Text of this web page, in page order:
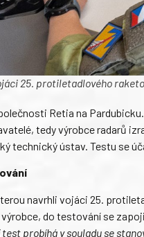
25. protiletadlového
Retia na
tedy výrobce radarů
technický ústav. Testu se
navrhli vojáci 25.
do testování se
probíhá v souladu se